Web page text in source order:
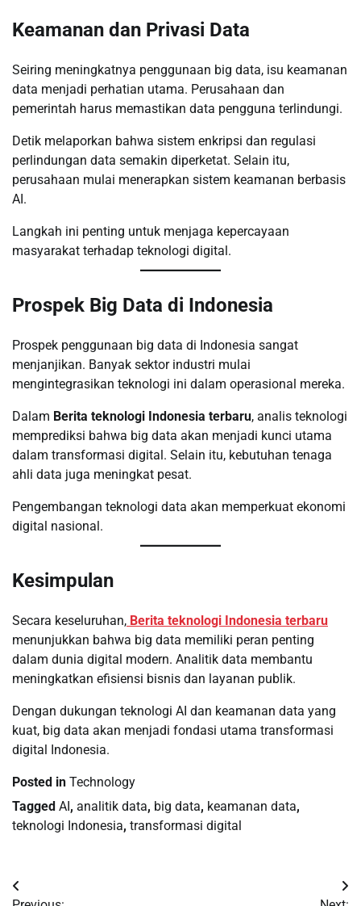
Keamanan dan Privasi Data
Seiring meningkatnya penggunaan big data, isu keamanan
data menjadi perhatian utama. Perusahaan dan
pemerintah harus memastikan data pengguna terlindungi.
Detik melaporkan bahwa sistem enkripsi dan regulasi
perlindungan data semakin diperketat. Selain itu,
perusahaan mulai menerapkan sistem keamanan berbasis
AI.
Langkah ini penting untuk menjaga kepercayaan
masyarakat terhadap teknologi digital.
Prospek Big Data di Indonesia
Prospek penggunaan big data di Indonesia sangat
menjanjikan. Banyak sektor industri mulai
mengintegrasikan teknologi ini dalam operasional mereka.
Dalam Berita teknologi Indonesia terbaru, analis teknologi
memprediksi bahwa big data akan menjadi kunci utama
dalam transformasi digital. Selain itu, kebutuhan tenaga
ahli data juga meningkat pesat.
Pengembangan teknologi data akan memperkuat ekonomi
digital nasional.
Kesimpulan
Secara keseluruhan, Berita teknologi Indonesia terbaru
menunjukkan bahwa big data memiliki peran penting
dalam dunia digital modern. Analitik data membantu
meningkatkan efisiensi bisnis dan layanan publik.
Dengan dukungan teknologi AI dan keamanan data yang
kuat, big data akan menjadi fondasi utama transformasi
digital Indonesia.
Posted in Technology
Tagged AI , analitik data, big data, keamanan data,
teknologi Indonesia, transformasi digital
Post